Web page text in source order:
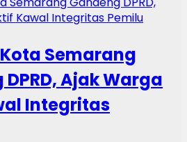
Semarang
Ajak Warga
Integritas